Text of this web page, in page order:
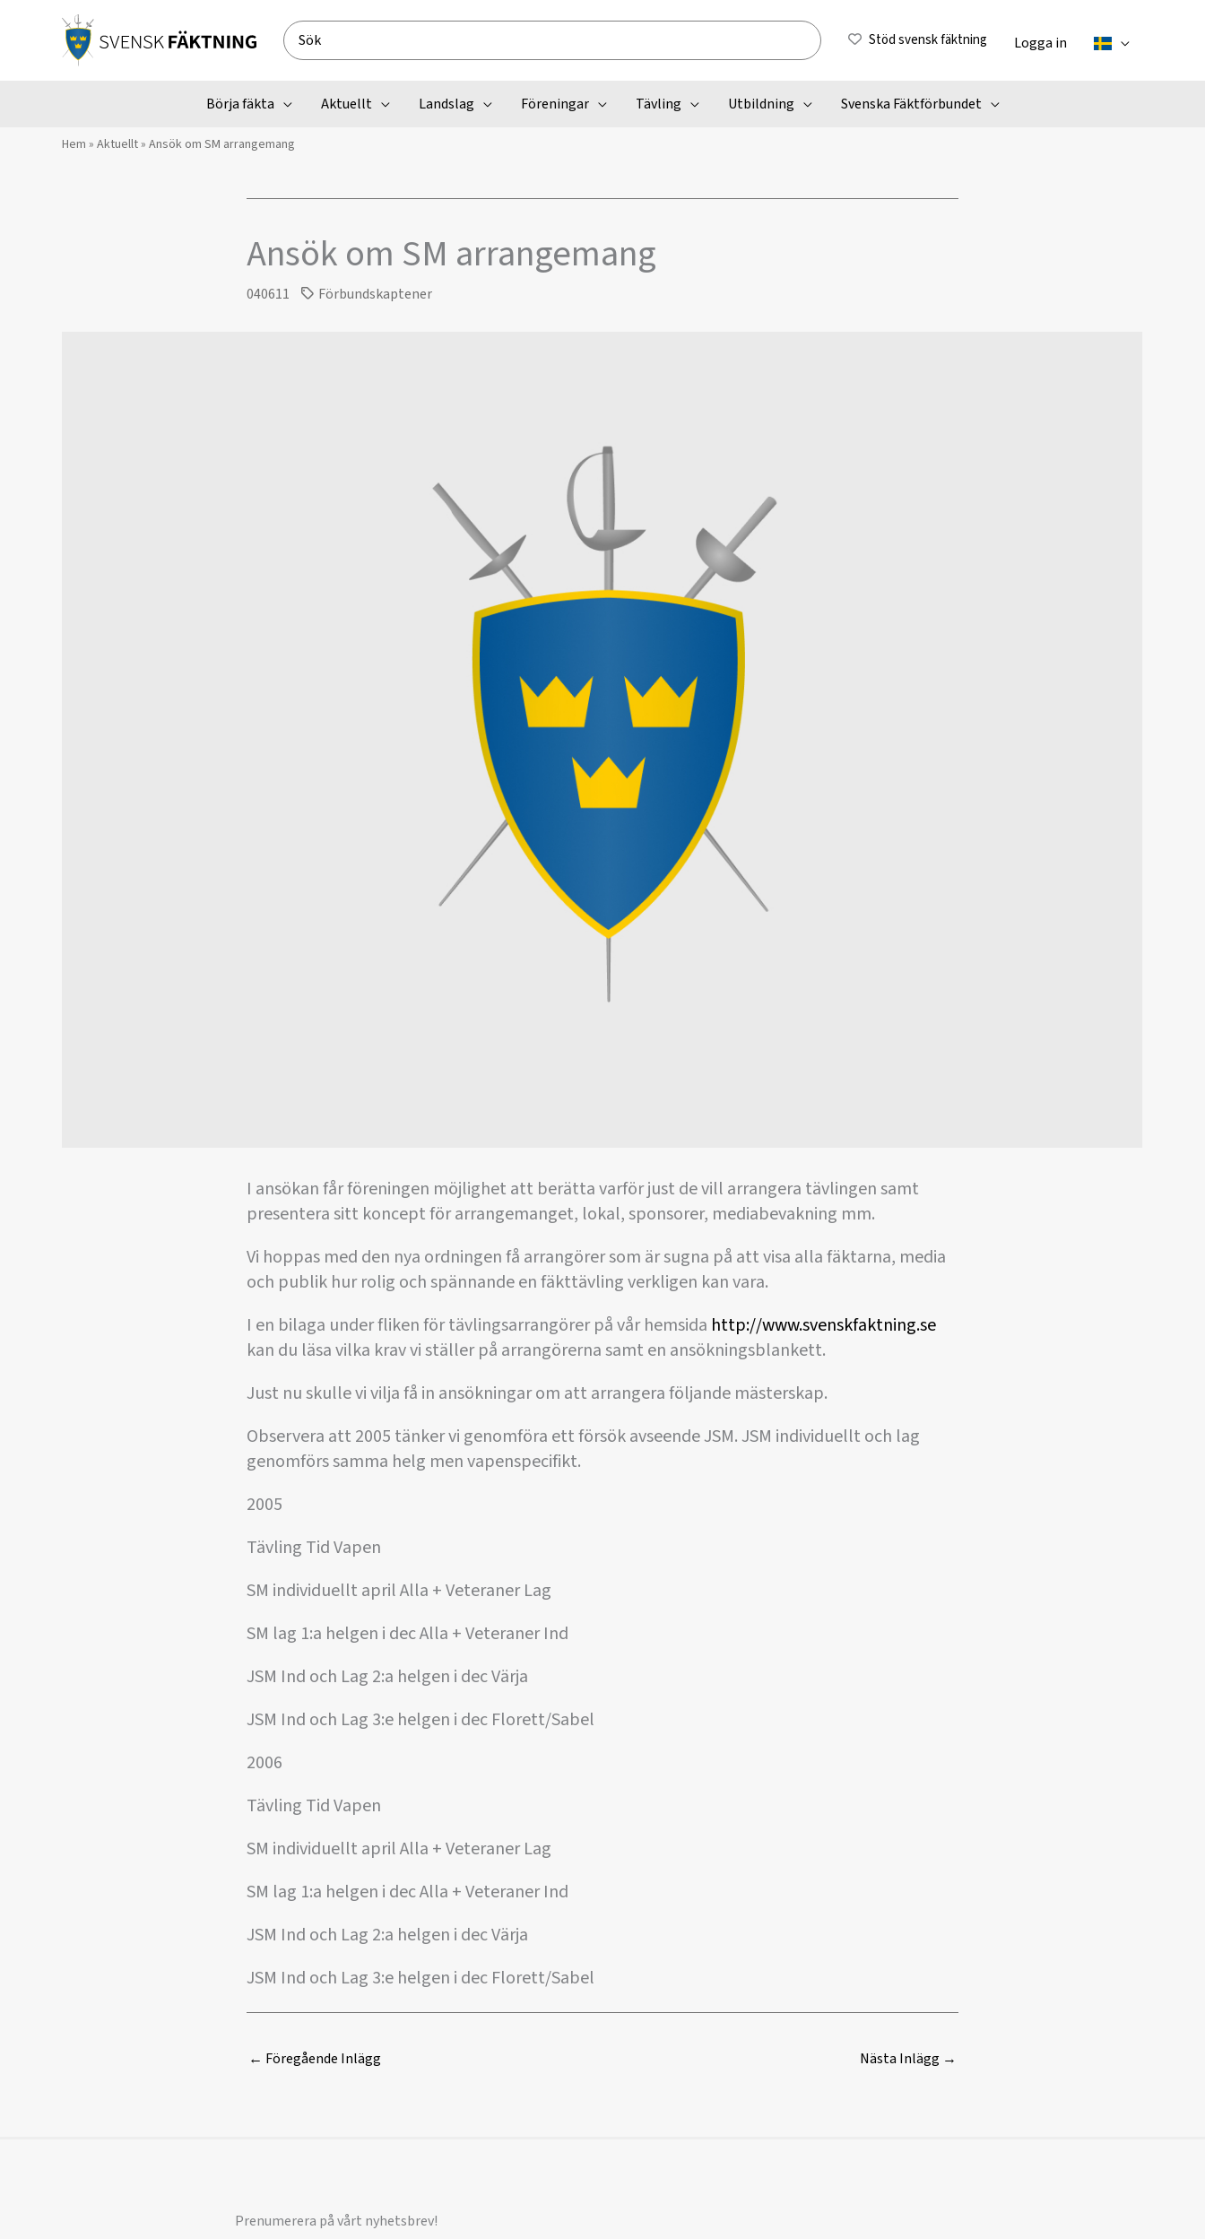
Search
for:
Stöd svensk fäktning Logga in
Börja fäkta Aktuellt Landslag Föreningar Tävling Utbildning Svenska Fäktförbundet
Hem » Aktuellt» Ansök om SM arrangemang
Ansök om SM arrangemang
040611 Förbundskaptener
I ansökan får föreningen möjlighet att berätta varför just de vill arrangera tävlingen samt
presentera sitt koncept för arrangemanget, lokal, sponsorer, mediabevakning mm.
Vi hoppas med den nya ordningen få arrangörer som är sugna på att visa alla fäktarna, media
och publik hur rolig och spännande en fäkttävling verkligen kan vara.
I en bilaga under fliken för tävlingsarrangörer på vår hemsida http://www.svenskfaktning.se
kan du läsa vilka krav vi ställer på arrangörerna samt en ansökningsblankett.
Just nu skulle vi vilja få in ansökningar om att arrangera följande mästerskap.
Observera att 2005 tänker vi genomföra ett försök avseende JSM. JSM individuellt och lag
genomförs samma helg men vapenspecifikt.
2005
Tävling Tid Vapen
SM individuellt april Alla + Veteraner Lag
SM lag 1:a helgen i dec Alla + Veteraner Ind
JSM Ind och Lag 2:a helgen i dec Värja
JSM Ind och Lag 3:e helgen i dec Florett/Sabel
2006
Tävling Tid Vapen
SM individuellt april Alla + Veteraner Lag
SM lag 1:a helgen i dec Alla + Veteraner Ind
JSM Ind och Lag 2:a helgen i dec Värja
JSM Ind och Lag 3:e helgen i dec Florett/Sabel
← Föregående Inlägg Nästa Inlägg →
Prenumerera på vårt nyhetsbrev!